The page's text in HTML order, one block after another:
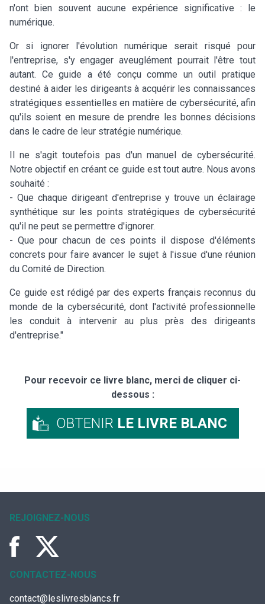
n'ont bien souvent aucune expérience significative : le
numérique.
Or si ignorer l'évolution numérique serait risqué pour
l'entreprise, s'y engager aveuglément pourrait l'être tout
autant. Ce guide a été conçu comme un outil pratique
destiné à aider les dirigeants à acquérir les connaissances
stratégiques essentielles en matière de cybersécurité, afin
qu'ils soient en mesure de prendre les bonnes décisions
dans le cadre de leur stratégie numérique.
Il ne s'agit toutefois pas d'un manuel de cybersécurité.
Notre objectif en créant ce guide est tout autre. Nous avons
souhaité :
- Que chaque dirigeant d'entreprise y trouve un éclairage
synthétique sur les points stratégiques de cybersécurité
qu'il ne peut se permettre d'ignorer.
- Que pour chacun de ces points il dispose d'éléments
concrets pour faire avancer le sujet à l'issue d'une réunion
du Comité de Direction.
Ce guide est rédigé par des experts français reconnus du
monde de la cybersécurité, dont l'activité professionnelle
les conduit à intervenir au plus près des dirigeants
d'entreprise."
Pour recevoir ce livre blanc, merci de cliquer ci-
dessous :
OBTENIR LE LIVRE BLANC
REJOIGNEZ-NOUS
CONTACTEZ-NOUS
contact@leslivresblancs.fr